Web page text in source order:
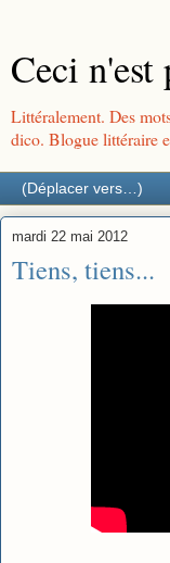
Ceci
Littéralement. Des
dico. Blogue littéraire
mardi 22 mai 2012
Tiens, tiens...